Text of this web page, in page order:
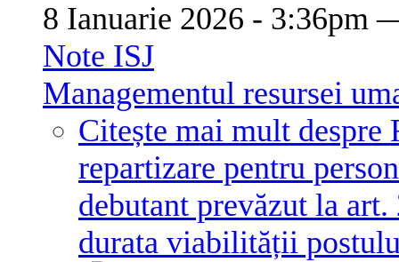
8 Ianuarie 2026 - 3:36pm
Note ISJ
Managementul resursei
Citește mai mult despre
repartizare pentru
debutant prevăzut la
durata viabilității